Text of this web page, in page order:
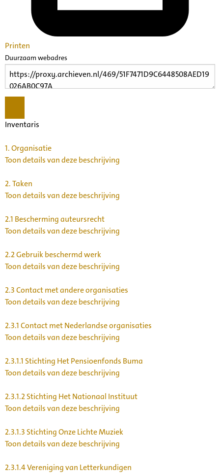
Printen
Duurzaam webadres
Inventaris
1.Organisatie
Toon details van deze beschrijving
2.Taken
Toon details van deze beschrijving
2.1 Bescherming auteursrecht
Toon details van deze beschrijving
2.2Gebruik beschermd werk
Toon details van deze beschrijving
2.3Contact met andere organisaties
Toon details van deze beschrijving
2.3.1Contact met Nederlandse organisaties
Toon details van deze beschrijving
2.3.1.1 Stichting Het Pensioenfonds Buma
Toon details van deze beschrijving
2.3.1.2Stichting Het Nationaal Instituut
Toon details van deze beschrijving
2.3.1.3 Stichting Onze Lichte Muziek
Toon details van deze beschrijving
2.3.1.4Vereniging van Letterkundigen